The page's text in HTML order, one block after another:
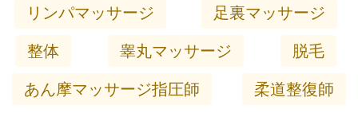
リンパマッサージ
足裏マッサージ
整体
睾丸マッサージ
脱毛
あん摩マッサージ指圧師
柔道整復師